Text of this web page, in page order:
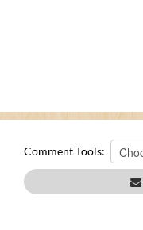
Comment Tools: